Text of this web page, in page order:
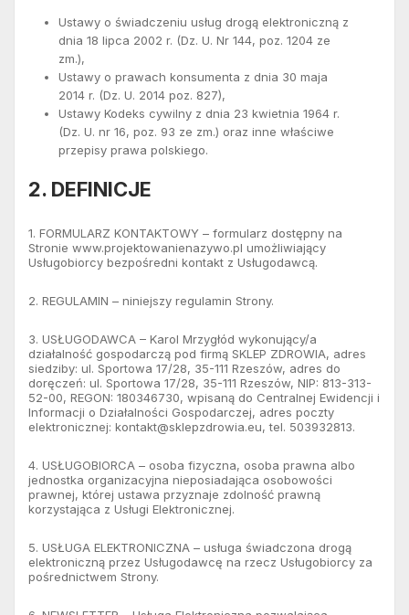
Ustawy o świadczeniu usług drogą elektroniczną z
dnia 18 lipca 2002 r. (Dz. U. Nr 144, poz. 1204 ze
zm.),
Ustawy o prawach konsumenta z dnia 30 maja
2014 r. (Dz. U. 2014 poz. 827),
Ustawy Kodeks cywilny z dnia 23 kwietnia 1964 r.
(Dz. U. nr 16, poz. 93 ze zm.) oraz inne właściwe
przepisy prawa polskiego.
2. DEFINICJE
1. FORMULARZ KONTAKTOWY – formularz dostępny na
Stronie www.projektowanienazywo.pl umożliwiający
Usługobiorcy bezpośredni kontakt z Usługodawcą.
2. REGULAMIN – niniejszy regulamin Strony.
3. USŁUGODAWCA – Karol Mrzygłód wykonujący/a
działalność gospodarczą pod firmą SKLEP ZDROWIA, adres
siedziby: ul. Sportowa 17/28, 35-111 Rzeszów, adres do
doręczeń: ul. Sportowa 17/28, 35-111 Rzeszów, NIP: 813-313-
52-00, REGON: 180346730, wpisaną do Centralnej Ewidencji i
Informacji o Działalności Gospodarczej, adres poczty
elektronicznej: kontakt@sklepzdrowia.eu, tel. 503932813.
4. USŁUGOBIORCA – osoba fizyczna, osoba prawna albo
jednostka organizacyjna nieposiadająca osobowości
prawnej, której ustawa przyznaje zdolność prawną
korzystająca z Usługi Elektronicznej.
5. USŁUGA ELEKTRONICZNA – usługa świadczona drogą
elektroniczną przez Usługodawcę na rzecz Usługobiorcy za
pośrednictwem Strony.